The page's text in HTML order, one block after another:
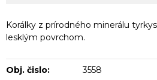
Korálky z prírodného minerálu
lesklým povrchom.
Obj. čislo: 3558